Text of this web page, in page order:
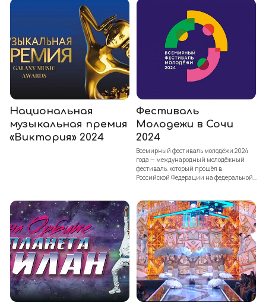
Национальная
музыкальная премия
«Виктория» 2024
Фестиваль
Молодежи в Сочи
2024
Всемирный фестиваль молодёжи 2024
года — международный молодёжный
фестиваль, который прошёл в
Российской Федерации на федеральной